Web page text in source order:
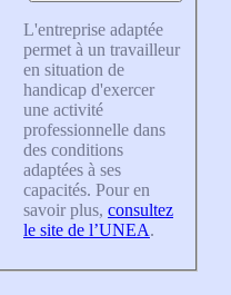
L'entreprise adaptée
permet à un travailleur
en situation de
handicap d'exercer
une activité
professionnelle dans
des conditions
adaptées à ses
capacités. Pour en
savoir plus, consultez
le site de l’UNEA.